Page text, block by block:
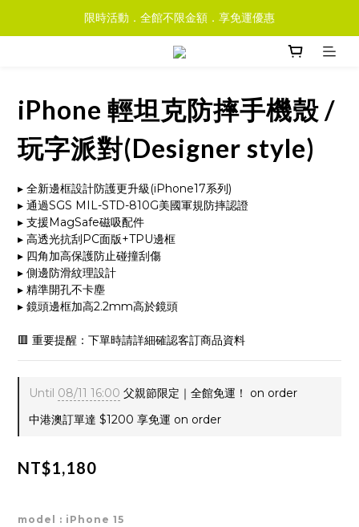
限時活動．全館不限金額．享免運優惠
iPhone 輕坦克防摔手機殼 /
玩字派對(Designer style)
▸ 全新邊框設計防護更升級(iPhone17系列)
▸ 通過SGS MIL-STD-810G美國軍規防摔認證
▸ 支援MagSafe磁吸配件
▸ 高透光抗刮PC面版+TPU邊框
▸ 四角加高保護防止碰撞刮傷
▸ 側邊防滑紋理設計
▸ 精準開孔不卡塵
▸ 鏡頭邊框加高2.2mm高於鏡頭
🟥 重要提醒：下單時請詳細確認客訂商品資料
Until 08/11 16:00 父親節限定｜全館免運！ on order
中港澳訂單達 $1200 享免運 on order
NT$1,180
model : iPhone 15